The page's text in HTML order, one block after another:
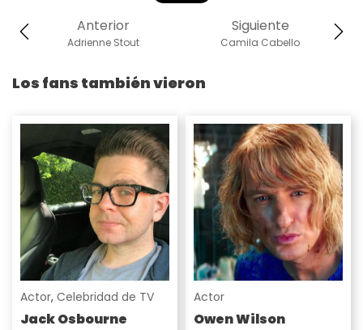
Siguiente
Camila Cabello
Anterior
Adrienne Stout
Los fans también vieron
Actor, Celebridad de TV
Jack Osbourne
Actor
Owen Wilson